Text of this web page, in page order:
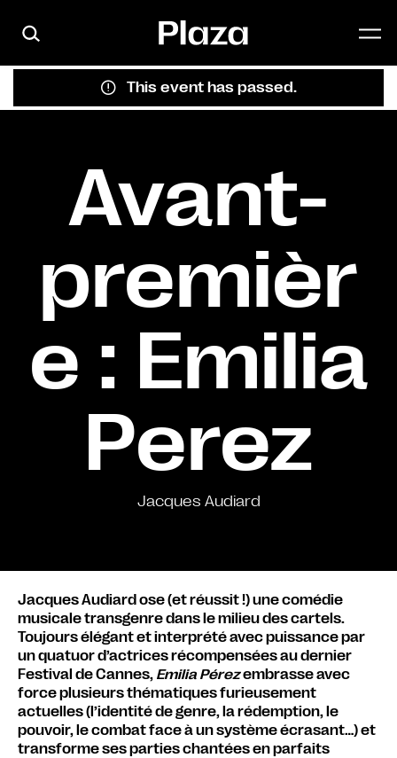
This event has passed.
Avant-
premièr
e : Emilia
Perez
Jacques Audiard
Jacques Audiard ose (et réussit !) une comédie
musicale transgenre dans le milieu des cartels.
Toujours élégant et interprété avec puissance par
un quatuor d’actrices récompensées au dernier
Festival de Cannes, Emilia Pérezembrasse avec
force plusieurs thématiques furieusement
actuelles (l’identité de genre, la rédemption, le
pouvoir, le combat face à un système écrasant…) et
transforme ses parties chantées en parfaits